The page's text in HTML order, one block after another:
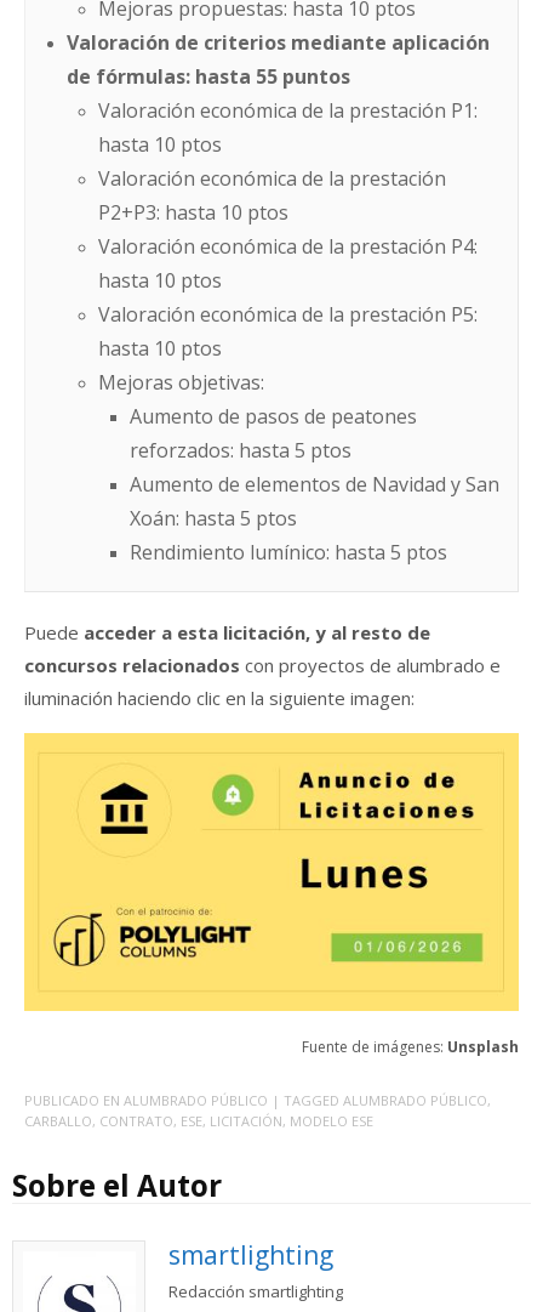
Mejoras propuestas: hasta 10 ptos
Valoración de criterios mediante aplicación
de fórmulas: hasta 55 puntos
Valoración económica de la prestación P1:
hasta 10 ptos
Valoración económica de la prestación
P2+P3: hasta 10 ptos
Valoración económica de la prestación P4:
hasta 10 ptos
Valoración económica de la prestación P5:
hasta 10 ptos
Mejoras objetivas:
Aumento de pasos de peatones
reforzados: hasta 5 ptos
Aumento de elementos de Navidad y San
Xoán: hasta 5 ptos
Rendimiento lumínico: hasta 5 ptos
Puede acceder a esta licitación, y al resto de
concursos relacionados con proyectos de alumbrado e
iluminación haciendo clic en la siguiente imagen:
Fuente de imágenes: Unsplash
PUBLICADO EN ALUMBRADO PÚBLICO | TAGGED ALUMBRADO PÚBLICO,
CARBALLO, CONTRATO, ESE, LICITACIÓN, MODELO ESE
Sobre el Autor
smartlighting
Redacción smartlighting